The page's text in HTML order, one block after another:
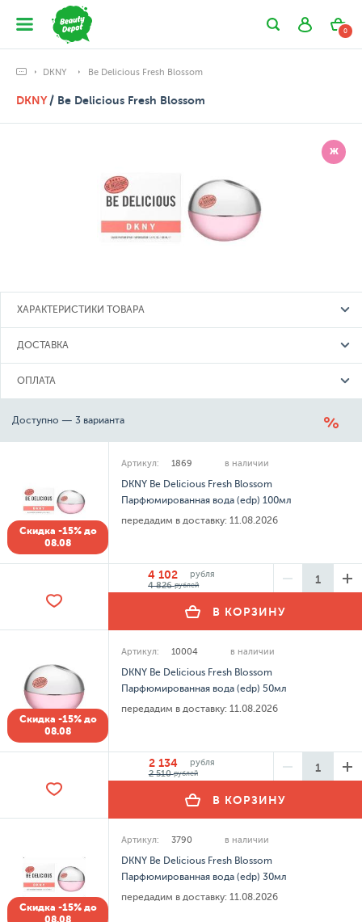
0
DKNY Be Delicious Fresh Blossom
DKNY/ Be Delicious Fresh Blossom
Ж
ХАРАКТЕРИСТИКИ ТОВАРА
ДОСТАВКА
ОПЛАТА
Доступно — 3 варианта
Скидка -15% до
08.08
Артикул: 1869 в наличии
DKNY Be Delicious Fresh Blossom
Парфюмированная вода (edp) 100мл
передадим в доставку: 11.08.2026
4 102
рубля
4 826рублей
В КОРЗИНУ
Скидка -15% до
08.08
Артикул: 10004 в наличии
DKNY Be Delicious Fresh Blossom
Парфюмированная вода (edp) 50мл
передадим в доставку: 11.08.2026
2 134
рубля
2 510рублей
В КОРЗИНУ
Скидка -15% до
08.08
Артикул: 3790 в наличии
DKNY Be Delicious Fresh Blossom
Парфюмированная вода (edp) 30мл
передадим в доставку: 11.08.2026